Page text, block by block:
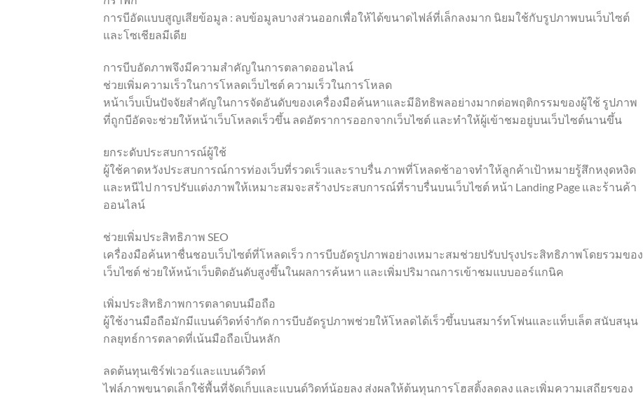
การบีอัดแบบสูญเสียข้อมูล : ลบข้อมูลบางส่วนออกเพื่อให้ได้ขนาดไฟล์ที่เล็กลงมาก นิยมใช้กับรูปภาพบนเว็บไซต์
และโซเชียลมีเดีย
การบีบอัดภาพจึงมีความสำคัญในการตลาดออนไลน์
ช่วยเพิ่มความเร็วในการโหลดเว็บไซต์ ความเร็วในการโหลด
หน้าเว็บเป็นปัจจัยสำคัญในการจัดอันดับของเครื่องมือค้นหาและมีอิทธิพลอย่างมากต่อพฤติกรรมของผู้ใช้ รูปภาพ
ที่ถูกบีอัดจะช่วยให้หน้าเว็บโหลดเร็วขึ้น ลดอัตราการออกจากเว็บไซต์ และทำให้ผู้เข้าชมอยู่บนเว็บไซต์นานขึ้น
ยกระดับประสบการณ์ผู้ใช้
ผู้ใช้คาดหวังประสบการณ์การท่องเว็บที่รวดเร็วและราบรื่น ภาพที่โหลดช้าอาจทำให้ลูกค้าเป้าหมายรู้สึกหงุดหงิด
และหนีไป การปรับแต่งภาพให้เหมาะสมจะสร้างประสบการณ์ที่ราบรื่นบนเว็บไซต์ หน้า Landing Page และร้านค้า
ออนไลน์
ช่วยเพิ่มประสิทธิภาพ SEO
เครื่องมือค้นหาชื่นชอบเว็บไซต์ที่โหลดเร็ว การบีบอัดรูปภาพอย่างเหมาะสมช่วยปรับปรุงประสิทธิภาพโดยรวมของ
เว็บไซต์ ช่วยให้หน้าเว็บติดอันดับสูงขึ้นในผลการค้นหา และเพิ่มปริมาณการเข้าชมแบบออร์แกนิค
เพิ่มประสิทธิภาพการตลาดบนมือถือ
ผู้ใช้งานมือถือมักมีแบนด์วิดท์จำกัด การบีบอัดรูปภาพช่วยให้โหลดได้เร็วขึ้นบนสมาร์ทโฟนและแท็บเล็ต สนับสนุน
กลยุทธ์การตลาดที่เน้นมือถือเป็นหลัก
ลดต้นทุนเซิร์ฟเวอร์และแบนด์วิดท์
ไฟล์ภาพขนาดเล็กใช้พื้นที่จัดเก็บและแบนด์วิดท์น้อยลง ส่งผลให้ต้นทุนการโฮสติ้งลดลง และเพิ่มความเสถียรของ